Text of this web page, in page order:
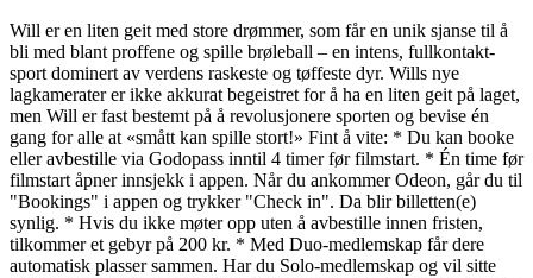
Will er en liten geit med store drømmer, som får en unik sjanse til å
bli med blant proffene og spille brøleball – en intens, fullkontakt-
sport dominert av verdens raskeste og tøffeste dyr. Wills nye
lagkamerater er ikke akkurat begeistret for å ha en liten geit på laget,
men Will er fast bestemt på å revolusjonere sporten og bevise én
gang for alle at «smått kan spille stort!» Fint å vite: * Du kan booke
eller avbestille via Godopass inntil 4 timer før filmstart. * Én time før
filmstart åpner innsjekk i appen. Når du ankommer Odeon, går du til
"Bookings" i appen og trykker "Check in". Da blir billetten(e)
synlig. * Hvis du ikke møter opp uten å avbestille innen fristen,
tilkommer et gebyr på 200 kr. * Med Duo-medlemskap får dere
automatisk plasser sammen. Har du Solo-medlemskap og vil sitte